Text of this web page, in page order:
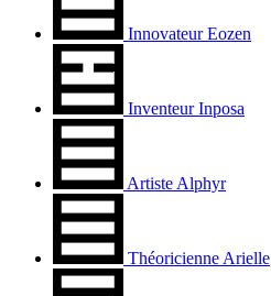
Innovateur Eozen
Inventeur Inposa
Artiste Alphyr
Théoricienne Arielle